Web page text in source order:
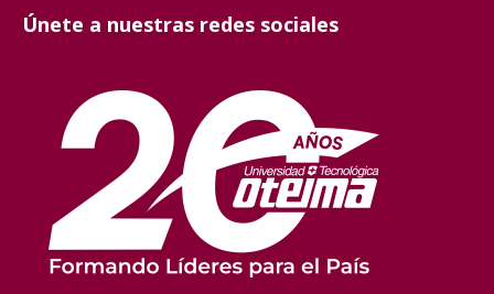
Únete a nuestras redes sociales